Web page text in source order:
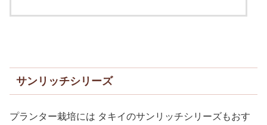
サンリッチシリーズ
プランター栽培には タキイのサンリッチシリーズもおす